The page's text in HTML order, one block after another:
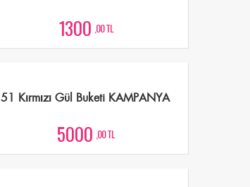
1300 ,00 TL
51 Kırmızı Gül Buketi KAMPANYA
5000 ,00 TL